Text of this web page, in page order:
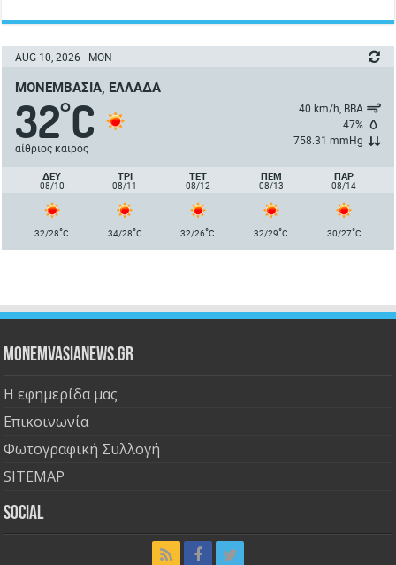
AUG 10, 2026 - MON
ΜΟΝΕΜΒΑΣΙΆ, ΕΛΛΆΔΑ
32°C
αίθριος καιρός
40 km/h, ΒΒΑ
47%
758.31 mmHg
ΔΕΥ
08/10
ΤΡΙ
08/11
ΤΕΤ
08/12
ΠΈΜ
08/13
ΠΑΡ
08/14
32/28°C 34/28°C 32/26°C 32/29°C 30/27°C
Monemvasianews.gr
Η εφημερίδα μας
Επικοινωνία
Φωτογραφική Συλλογή
SITEMAP
Social